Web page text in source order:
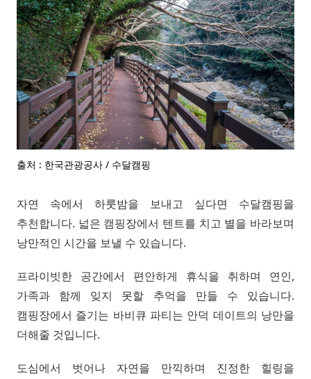
출처 : 한국관광공사 / 수달캠핑
자연 속에서 하룻밤을 보내고 싶다면 수달캠핑을
추천합니다. 넓은 캠핑장에서 텐트를 치고 별을 바라보며
낭만적인 시간을 보낼 수 있습니다.
프라이빗한 공간에서 편안하게 휴식을 취하며 연인,
가족과 함께 잊지 못할 추억을 만들 수 있습니다.
캠핑장에서 즐기는 바비큐 파티는 안덕 데이트의 낭만을
더해줄 것입니다.
도심에서 벗어나 자연을 만끽하며 진정한 힐링을